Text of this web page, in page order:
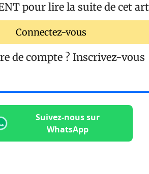
pour lire la suite de cet
Connectez-vous
de compte ? Inscrivez-vous
Suivez-nous sur
WhatsApp